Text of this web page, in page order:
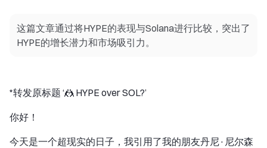
这篇文章通过将HYPE的表现与Solana进行比较，突出了
HYPE的增长潜力和市场吸引力。
*转发原标题 ‘🤼 HYPE over SOL?’
你好！
今天是一个超现实的日子，我引用了我的朋友丹尼·尼尔森